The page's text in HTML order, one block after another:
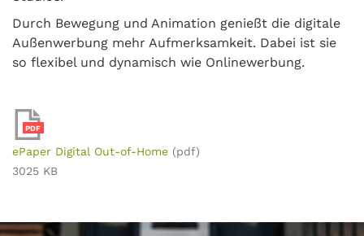
Durch Bewegung und Animation genießt die digitale
Außenwerbung mehr Aufmerksamkeit. Dabei ist sie
so flexibel und dynamisch wie Onlinewerbung.
PDF
ePaper Digital Out-of-Home (pdf)
3025 KB